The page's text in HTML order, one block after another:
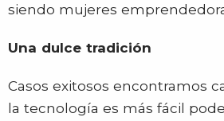
siendo mujeres
Una dulce tradición
Casos exitosos encontramos
la tecnología es más fácil